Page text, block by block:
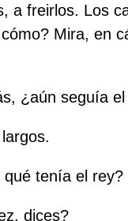
a freirlos. Los
Mira, en
¿aún seguía
qué tenía el rey?
dices?